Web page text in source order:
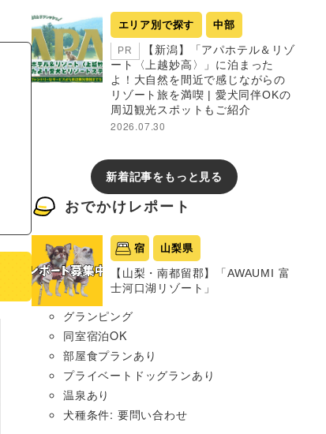
エリア別で探す 中部
PR
【新潟】「アパホテル＆リゾ
ート〈上越妙高〉」に泊まった
よ！大自然を間近で感じながらの
リゾート旅を満喫 | 愛犬同伴OKの
周辺観光スポットもご紹介
2026.07.30
新着記事をもっと見る
おでかけレポート
宿 山梨県
【山梨・南都留郡】「AWAUMI 富
士河口湖リゾート」
グランピング
同室宿泊OK
部屋食プランあり
プライベートドッグランあり
温泉あり
犬種条件: 要問い合わせ